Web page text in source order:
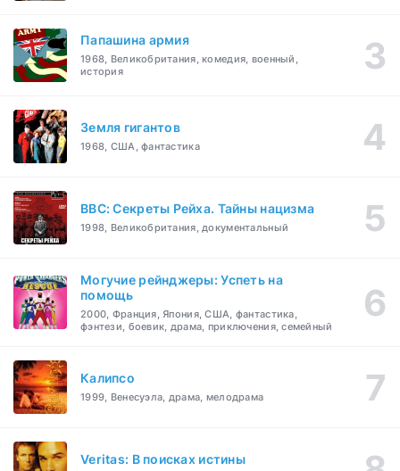
Папашина армия
1968, Великобритания, комедия, военный,
история
Земля гигантов
1968, США, фантастика
BBC: Секреты Рейха. Тайны нацизма
1998, Великобритания, документальный
Могучие рейнджеры: Успеть на
помощь
2000, Франция, Япония, США, фантастика,
фэнтези, боевик, драма, приключения, семейный
Калипсо
1999, Венесуэла, драма, мелодрама
Veritas: В поисках истины